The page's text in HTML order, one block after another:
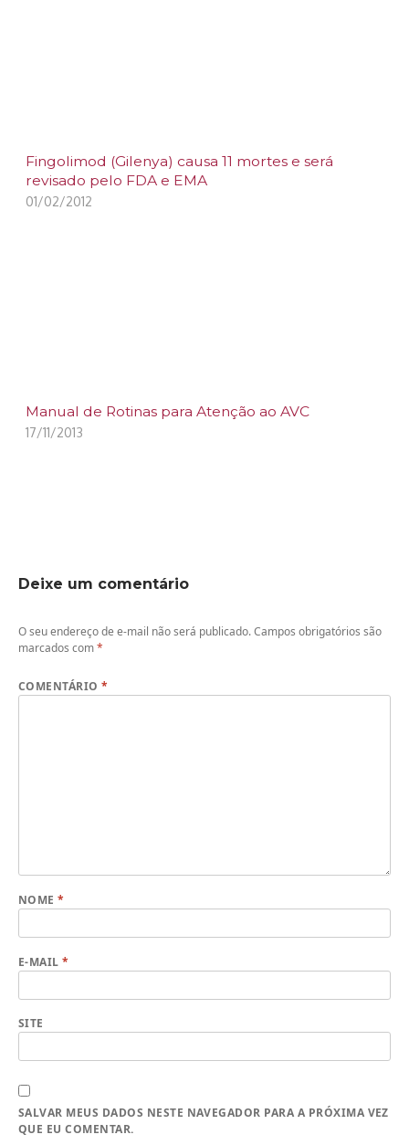
Fingolimod (Gilenya) causa 11 mortes e será
revisado pelo FDA e EMA
01/02/2012
Manual de Rotinas para Atenção ao AVC
17/11/2013
Deixe um comentário
O seu endereço de e-mail não será publicado.Campos obrigatórios são
marcados com*
COMENTÁRIO*
NOME*
E-MAIL*
SITE
SALVAR MEUS DADOS NESTE NAVEGADOR PARA A PRÓXIMA VEZ
QUE EU COMENTAR.